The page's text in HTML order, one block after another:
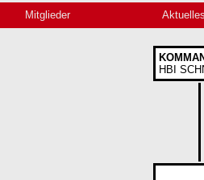
Mitglieder
HBI